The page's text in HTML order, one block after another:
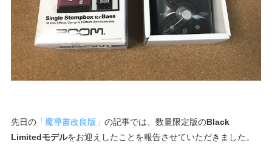
先日の「魔導書改良版」 の記事では、数量限定版のBlack
Limitedモデルをお迎えしたことを報告させていただきました。